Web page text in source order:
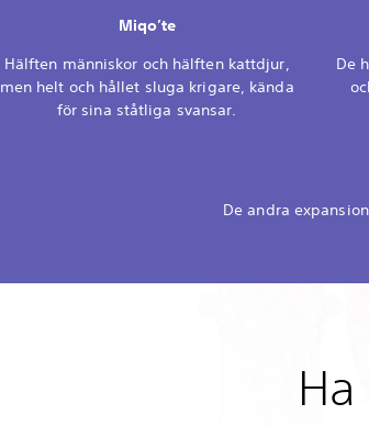
Miqo’te
Hälften människor och hälften kattdjur,
men helt och hållet sluga krigare, kända
för sina ståtliga svansar.
De
De andra